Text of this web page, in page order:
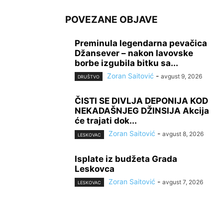
POVEZANE OBJAVE
Preminula legendarna pevačica
Džansever – nakon lavovske
borbe izgubila bitku sa...
DRUŠTVO Zoran Saitović - avgust 9, 2026
ČISTI SE DIVLJA DEPONIJA KOD
NEKADAŠNJEG DŽINSIJA Akcija
će trajati dok...
LESKOVAC Zoran Saitović - avgust 8, 2026
Isplate iz budžeta Grada
Leskovca
LESKOVAC Zoran Saitović - avgust 7, 2026